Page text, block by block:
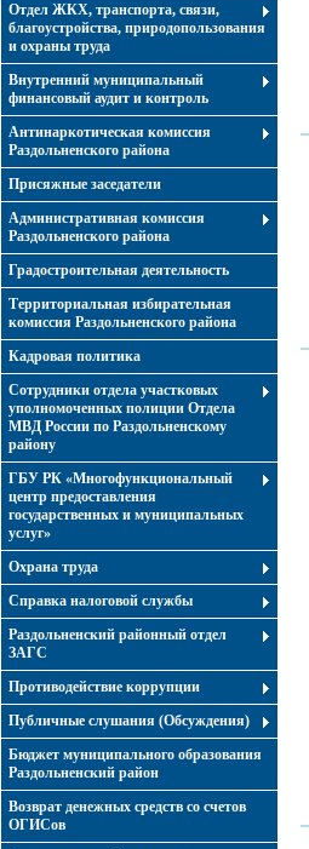
Отдел ЖКХ, транспорта, связи,
благоустройства, природопользования
и охраны труда
Внутренний муниципальный
финансовый аудит и контроль
Антинаркотическая комиссия
Раздольненского района
Присяжные заседатели
Административная комиссия
Раздольненского района
Градостроительная деятельность
Территориальная избирательная
комиссия Раздольненского района
Кадровая политика
Сотрудники отдела участковых
уполномоченных полиции Отдела
МВД России по Раздольненскому
району
ГБУ РК «Многофункциональный
центр предоставления
государственных и муниципальных
услуг»
Охрана труда
Справка налоговой службы
Раздольненский районный отдел
ЗАГС
Противодействие коррупции
Публичные слушания (Обсуждения)
Бюджет муниципального образования
Раздольненский район
Возврат денежных средств со счетов
ОГИСов